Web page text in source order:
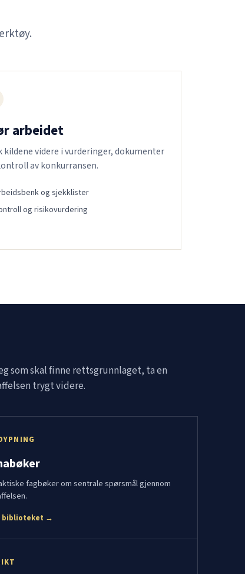
arbeidet
kildene videre i vurderinger, dokumenter
av konkurransen.
og sjekklister
og risikovurdering
som skal finne rettsgrunnlaget, ta en
trygt videre.
fagbøker om sentrale spørsmål gjennom
biblioteket →